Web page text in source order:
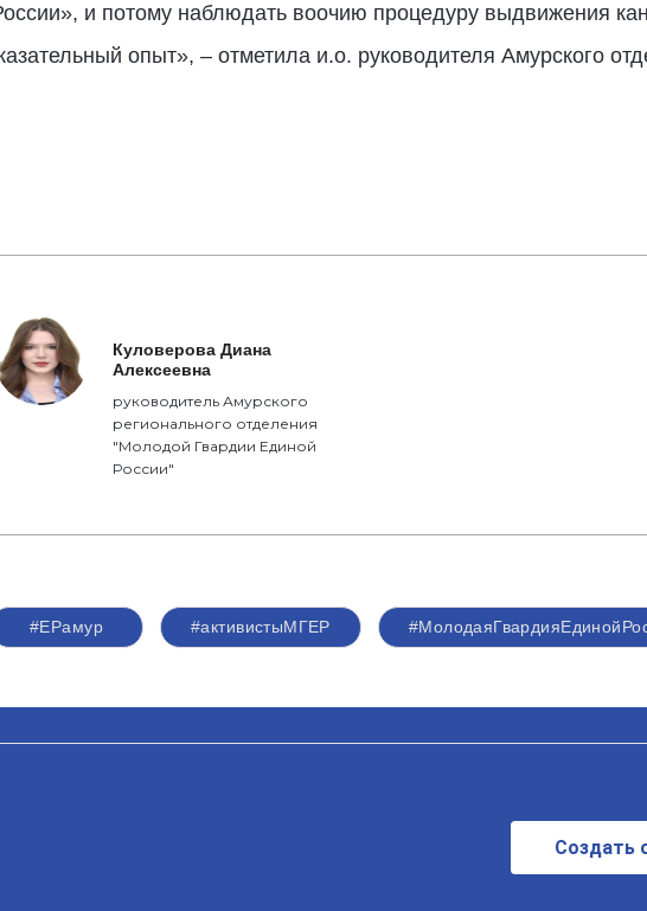
и потому наблюдать воочию процедуру выдвижения
опыт», – отметила и.о. руководителя Амурского
Куловерова Диана
Алексеевна
руководитель Амурского
регионального отделения
"Молодой Гвардии Единой
России"
#ЕРамур #активистыМГЕР
Создать